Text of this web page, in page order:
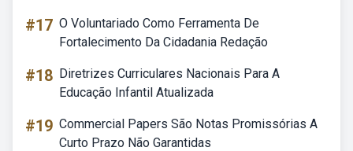
#17 O Voluntariado Como Ferramenta De
Fortalecimento Da Cidadania Redação
#18 Diretrizes Curriculares Nacionais Para A
Educação Infantil Atualizada
#19 Commercial Papers São Notas Promissórias A
Curto Prazo Não Garantidas